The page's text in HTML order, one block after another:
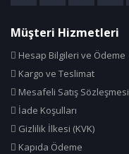
Crops
Cst
Cube Bikes
Dahon
Deda
Müşteri Hizmetleri
Hesap Bilgileri ve Ödeme
Kargo ve Teslimat
Mesafeli Satış Sözleşmesi
İade Koşulları
Gizlilik İlkesi (KVK)
Kapıda Ödeme